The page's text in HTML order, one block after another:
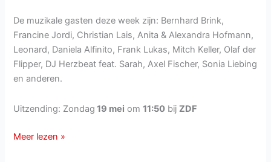
De muzikale gasten deze week zijn: Bernhard Brink,
Francine Jordi, Christian Lais, Anita & Alexandra Hofmann,
Leonard, Daniela Alfinito, Frank Lukas, Mitch Keller, Olaf der
Flipper, DJ Herzbeat feat. Sarah, Axel Fischer, Sonia Liebing
en anderen.
Uitzending: Zondag 19 mei om11:50 bijZDF
ZDF-
Meer lezen »